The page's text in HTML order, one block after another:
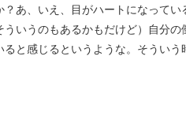
？あ、いえ、目がハートになってい
ういうのもあるかもだけど）自分
ると感じるというような。そういう